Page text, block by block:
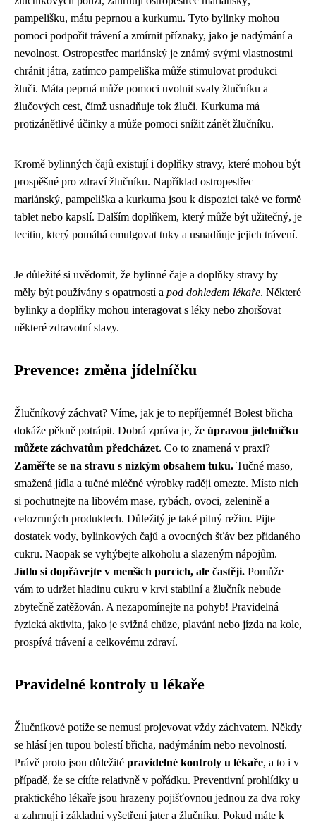
pampelišku, mátu peprnou a kurkumu. Tyto bylinky mohou
pomoci podpořit trávení a zmírnit příznaky, jako je nadýmání a
nevolnost. Ostropestřec mariánský je známý svými vlastnostmi
chránit játra, zatímco pampeliška může stimulovat produkci
žluči. Máta peprná může pomoci uvolnit svaly žlučníku a
žlučových cest, čímž usnadňuje tok žluči. Kurkuma má
protizánětlivé účinky a může pomoci snížit zánět žlučníku.
Kromě bylinných čajů existují i doplňky stravy, které mohou být
prospěšné pro zdraví žlučníku. Například ostropestřec
mariánský, pampeliška a kurkuma jsou k dispozici také ve formě
tablet nebo kapslí. Dalším doplňkem, který může být užitečný, je
lecitin, který pomáhá emulgovat tuky a usnadňuje jejich trávení.
Je důležité si uvědomit, že bylinné čaje a doplňky stravy by
měly být používány s opatrností a pod dohledem lékaře. Některé
bylinky a doplňky mohou interagovat s léky nebo zhoršovat
některé zdravotní stavy.
Prevence: změna jídelníčku
Žlučníkový záchvat? Víme, jak je to nepříjemné! Bolest břicha
dokáže pěkně potrápit. Dobrá zpráva je, že úpravou jídelníčku
můžete záchvatům předcházet. Co to znamená v praxi?
Zaměřte se na stravu s nízkým obsahem tuku. Tučné maso,
smažená jídla a tučné mléčné výrobky raději omezte. Místo nich
si pochutnejte na libovém mase, rybách, ovoci, zelenině a
celozrnných produktech. Důležitý je také pitný režim. Pijte
dostatek vody, bylinkových čajů a ovocných šťáv bez přidaného
cukru. Naopak se vyhýbejte alkoholu a slazeným nápojům.
Jídlo si dopřávejte v menších porcích, ale častěji. Pomůže
vám to udržet hladinu cukru v krvi stabilní a žlučník nebude
zbytečně zatěžován. A nezapomínejte na pohyb! Pravidelná
fyzická aktivita, jako je svižná chůze, plavání nebo jízda na kole,
prospívá trávení a celkovému zdraví.
Pravidelné kontroly u lékaře
Žlučníkové potíže se nemusí projevovat vždy záchvatem. Někdy
se hlásí jen tupou bolestí břicha, nadýmáním nebo nevolností.
Právě proto jsou důležité pravidelné kontroly u lékaře, a to i v
případě, že se cítíte relativně v pořádku. Preventivní prohlídky u
praktického lékaře jsou hrazeny pojišťovnou jednou za dva roky
a zahrnují i základní vyšetření jater a žlučníku. Pokud máte k